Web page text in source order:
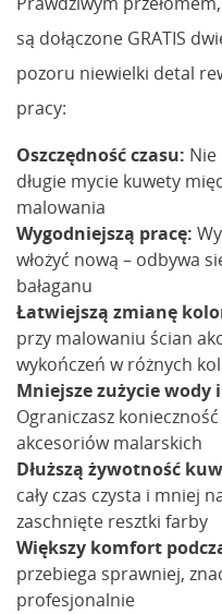
są dołączone GRATIS
pozoru niewielki detal
pracy:
Oszczędność czasu: Nie
długie mycie kuwety
malowania
Wygodniejszą pracę:
włożyć nową – odbywa
bałaganu
Łatwiejszą zmianę
przy malowaniu ścian
wykończeń w różnych
Mniejsze zużycie
Ograniczasz
akcesoriów malarskich
Dłuższą żywotność
cały czas czysta i mniej
zaschnięte resztki farby
Większy komfort
przebiega sprawniej,
profesjonalnie